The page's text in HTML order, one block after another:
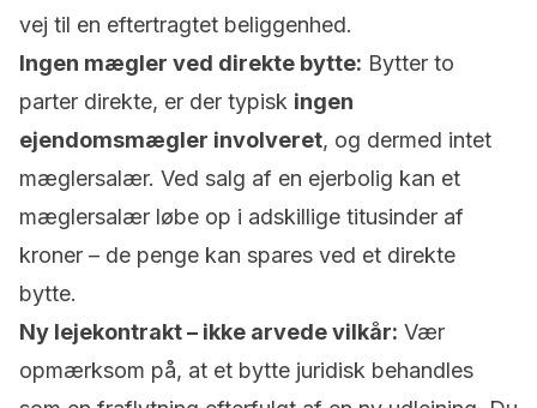
vej til en eftertragtet beliggenhed.
Ingen mægler ved direkte bytte: Bytter to
parter direkte, er der typisk ingen
ejendomsmægler involveret, og dermed intet
mæglersalær. Ved salg af en ejerbolig kan et
mæglersalær løbe op i adskillige titusinder af
kroner – de penge kan spares ved et direkte
bytte.
Ny lejekontrakt– ikke arvede vilkår: Vær
opmærksom på, at et bytte juridisk behandles